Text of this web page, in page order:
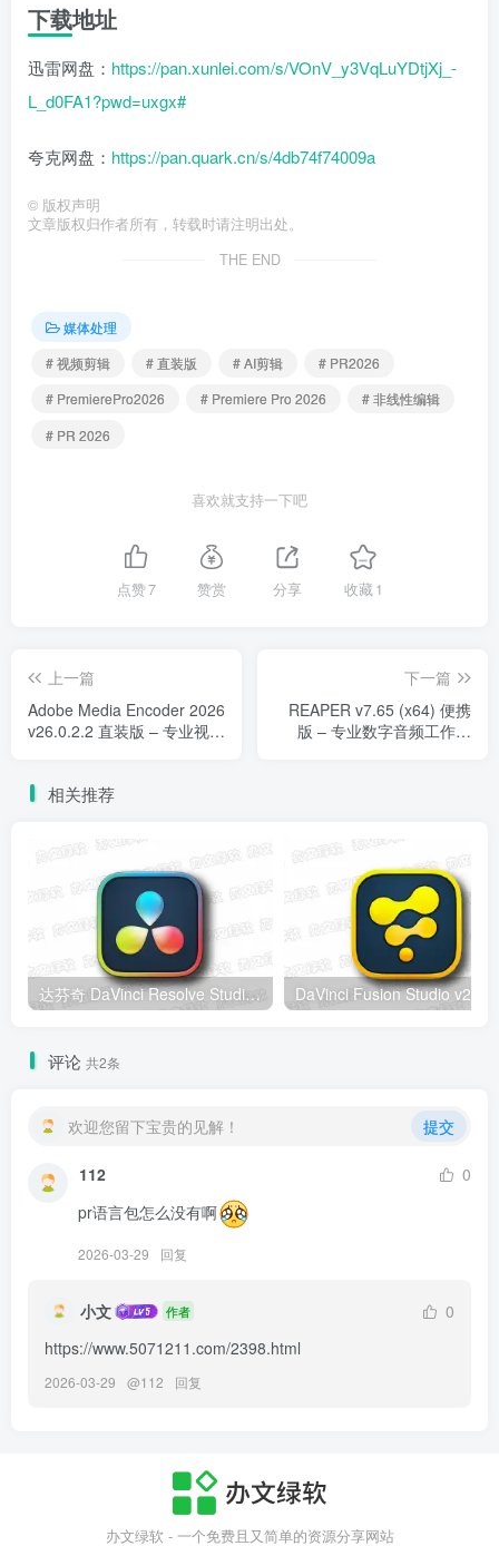
下载地址
迅雷网盘： https://pan.xunlei.com/s/VOnV_y3VqLuYDtjXj_-
L_d0FA1?pwd=uxgx#
夸克网盘： https://pan.quark.cn/s/4db74f74009a
© 版权声明
文章版权归作者所有，转载时请注明出处。
THE END
媒体处理
# 视频剪辑
# 直装版 # AI剪辑
# PR2026
# PremierePro2026
# Premiere Pro 2026
# 非线性编辑
# PR 2026
喜欢就支持一下吧
点赞7 赞赏 分享 收藏 1
上一篇
Adobe Media Encoder 2026
v26.0.2.2 直装版 – 专业视频
下一篇
REAPER v7.65 (x64) 便携
版 – 专业数字音频工作站
相关推荐
达芬奇 DaVinci Resolve Studio v21.0.4 Windows版 – 专业视频编辑与调色工具
评论 共2条
欢迎您留下宝贵的见解！ 提交
112
0
pr语言包怎么没有啊
2026-03-29 回复
小文 作者
0
https://www.5071211.com/2398.html
2026-03-29 @112 回复
办文绿软 - 一个免费且又简单的资源分享网站